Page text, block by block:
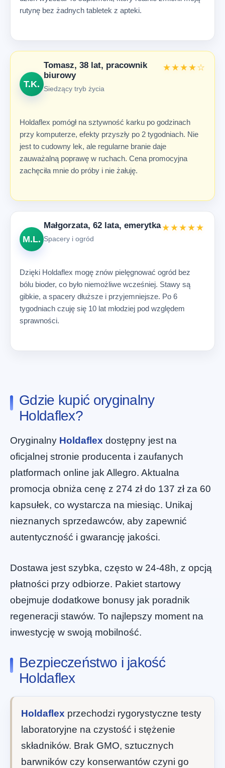
rutynę bez żadnych tabletek z apteki.
T.K.
Tomasz, 38 lat, pracownik
biurowy
Siedzący tryb życia
★★★★☆
Holdaflex pomógł na sztywność karku po godzinach
przy komputerze, efekty przyszły po 2 tygodniach. Nie
jest to cudowny lek, ale regularne branie daje
zauważalną poprawę w ruchach. Cena promocyjna
zachęciła mnie do próby i nie żałuję.
M.L.
Małgorzata, 62 lata, emerytka
Spacery i ogród
★★★★★
Dzięki Holdaflex mogę znów pielęgnować ogród bez
bólu bioder, co było niemożliwe wcześniej. Stawy są
gibkie, a spacery dłuższe i przyjemniejsze. Po 6
tygodniach czuję się 10 lat młodziej pod względem
sprawności.
Gdzie kupić oryginalny
Holdaflex?
Oryginalny Holdaflex dostępny jest na
oficjalnej stronie producenta i zaufanych
platformach online jak Allegro. Aktualna
promocja obniża cenę z 274 zł do 137 zł za 60
kapsułek, co wystarcza na miesiąc. Unikaj
nieznanych sprzedawców, aby zapewnić
autentyczność i gwarancję jakości.
Dostawa jest szybka, często w 24-48h, z opcją
płatności przy odbiorze. Pakiet startowy
obejmuje dodatkowe bonusy jak poradnik
regeneracji stawów. To najlepszy moment na
inwestycję w swoją mobilność.
Bezpieczeństwo i jakość
Holdaflex
Holdaflex przechodzi rygorystyczne testy
laboratoryjne na czystość i stężenie
składników. Brak GMO, sztucznych
barwników czy konserwantów czyni go